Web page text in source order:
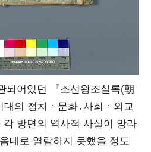
되어있던 『조선왕조실록(朝
대의 정치ㆍ문화․사회ㆍ외교
각 방면의 역사적 사실이 망라
대로 열람하지 못했을 정도